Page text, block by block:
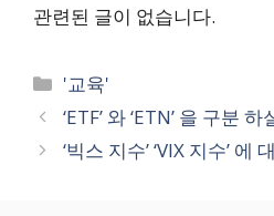
관련된 글이 없습니다.
Categories
'교육'
‘ETF’ 와 ‘ETN’ 을 구분
‘빅스 지수’ ‘VIX 지수’ 에